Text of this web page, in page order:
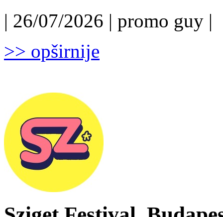
| 26/07/2026 | promo guy |
>> opširnije